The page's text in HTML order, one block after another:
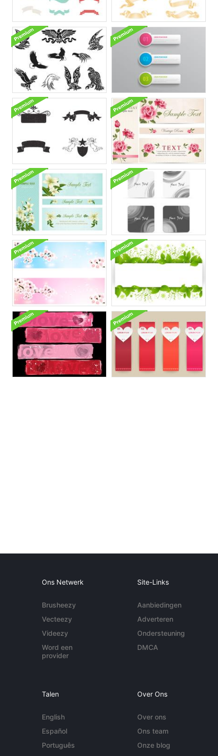
Ons Netwerk
Brusheezy
Vecteezy
Videezy
Word een
provider
Site-Links
Aanbiedingen
Adverteren
Ondersteuning
DMCA
Talen
English
Español
Português
Over Ons
Over ons
Ons team
Onze blog